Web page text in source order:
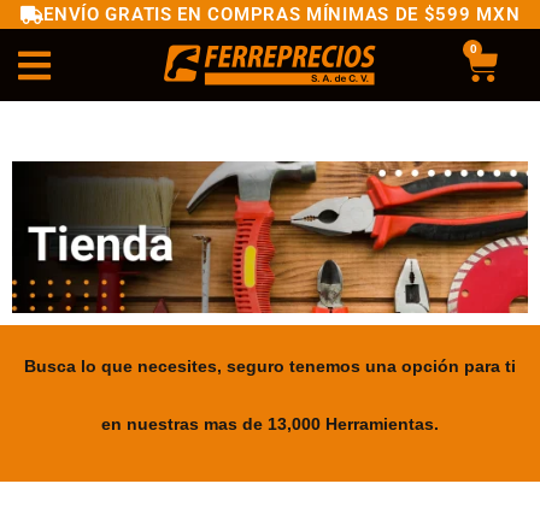
ENVÍO GRATIS EN COMPRAS MÍNIMAS DE $599 MXN
0
Busca lo que necesites, seguro tenemos una opción para ti
en nuestras mas de 13,000 Herramientas.